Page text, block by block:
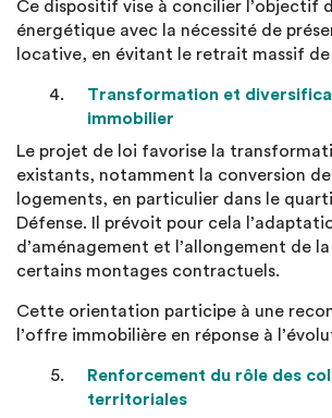
Ce dispositif vise à concilier l’objectif
énergétique avec la nécessité de
locative, en évitant le retrait massif de
Transformation et
immobilier
Le projet de loi favorise la
existants, notamment la conversion de
logements, en particulier dans le
Défense. Il prévoit pour cela
d’aménagement et l’allongement de
certains montages contractuels.
Cette orientation participe à une
l’offre immobilière en réponse à
Renforcement du rôle des
territoriales